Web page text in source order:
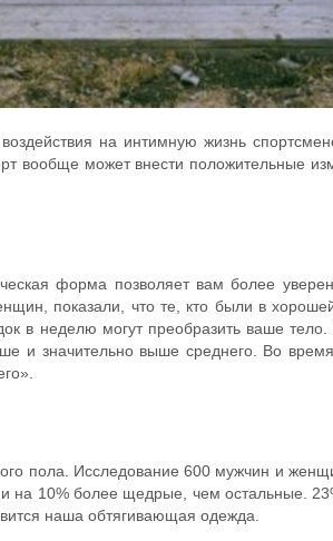
на интимную жизнь
вообще может внести положительные
форма позволяет вам более
показали, что те, кто были в
неделю могут преобразить ваше тело.
и значительно выше среднего. Во
пола. Исследование 600 мужчин и
10% более щедрые, чем остальные.
наша обтягивающая одежда.